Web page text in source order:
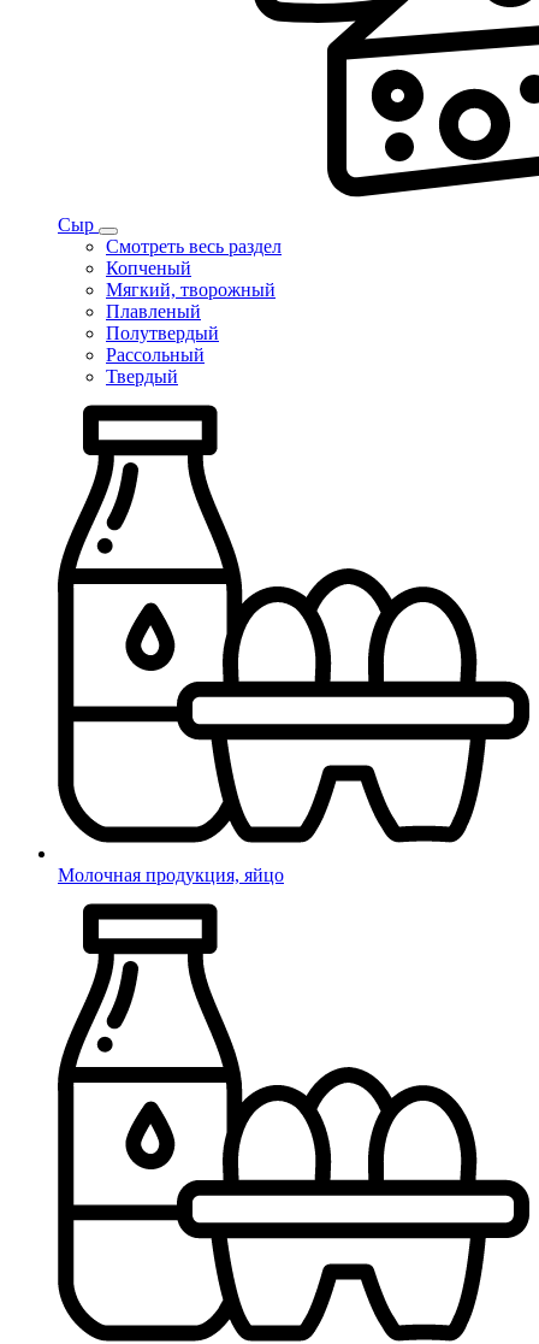
Сыр
Смотреть весь раздел
Копченый
Мягкий, творожный
Плавленый
Полутвердый
Рассольный
Твердый
Молочная продукция, яйцо